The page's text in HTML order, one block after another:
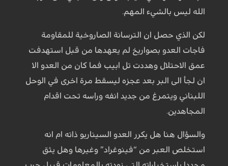
الله ليس بالشيء المهم.
لكن الذي حصل ان الترسانة الصاروخية للمقاومة
فاجات العدو بصواريخ لم يعهدها من قبل استهدفت
عمق الاحتلال وهددت تل ابيب فما كان من العدو الا
ان لجأ الى البر بعد عجزه ليسقط مرة اخرى في الوحل
اللبناني ويتمرغ من جديد انفه وراسه تحت اقدام
المجاهدين.
والسؤال هنا هل يكرر العدو السيناريو ذاته ام انه
استخلص العبر من “فينوغراد” وغيرها وهل يثق